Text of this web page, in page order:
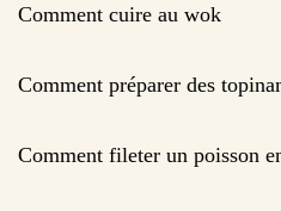
Comment cuire au wok
Comment préparer des
Comment fileter un poisson